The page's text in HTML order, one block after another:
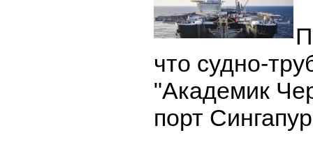
что судно-
"Академик
порт